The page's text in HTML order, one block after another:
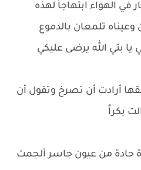
في الهواء ابتهاجاً لهذه
تلمعان بالدموع
يا بتي الله يرضى عليكي
أرادت أن تصرخ وتقول أن
بكراً
حادة من عيون جاسر ألجمت